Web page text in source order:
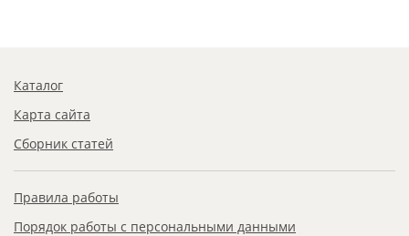
Каталог
Карта сайта
Сборник статей
Правила работы
Порядок работы с персональными данными